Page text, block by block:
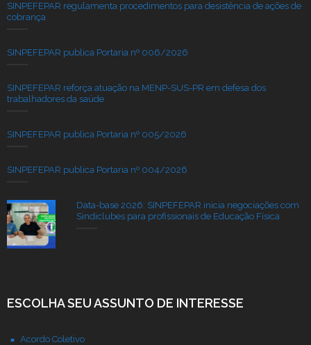
SINPEFEPAR regulamenta procedimentos para desistência de ações de
cobrança
SINPEFEPAR publica Portaria nº 006/2026
SINPEFEPAR reforça atuação na MENP-SUS-PR em defesa dos
trabalhadores da saúde
SINPEFEPAR publica Portaria nº 005/2026
SINPEFEPAR publica Portaria nº 004/2026
Data-base 2026: SINPEFEPAR inicia negociações com
Sindiclubes para profissionais de Educação Física
ESCOLHA SEU ASSUNTO DE INTERESSE
Acordo Coletivo